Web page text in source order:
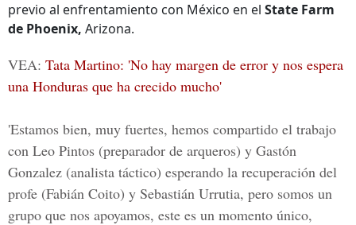
previo al enfrentamiento con México en el State Farm
de Phoenix, Arizona.
VEA: Tata Martino: 'No hay margen de error y nos espera
una Honduras que ha crecido mucho'
'Estamos bien, muy fuertes, hemos compartido el trabajo
con Leo Pintos (preparador de arqueros) y Gastón
Gonzalez (analista táctico) esperando la recuperación del
profe (Fabián Coito) y Sebastián Urrutia, pero somos un
grupo que nos apoyamos, este es un momento único,